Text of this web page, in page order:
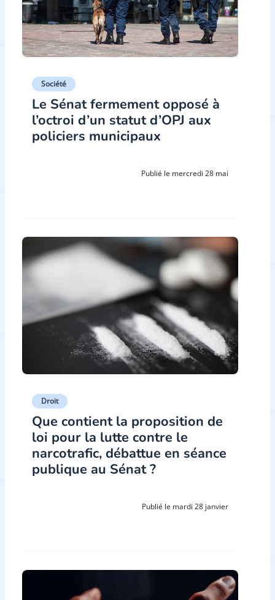
Société
Le Sénat fermement opposé à
l’octroi d’un statut d’OPJ aux
policiers municipaux
Publié le mercredi 28 mai
Droit
Que contient la proposition de
loi pour la lutte contre le
narcotrafic, débattue en séance
publique au Sénat ?
Publié le mardi 28 janvier